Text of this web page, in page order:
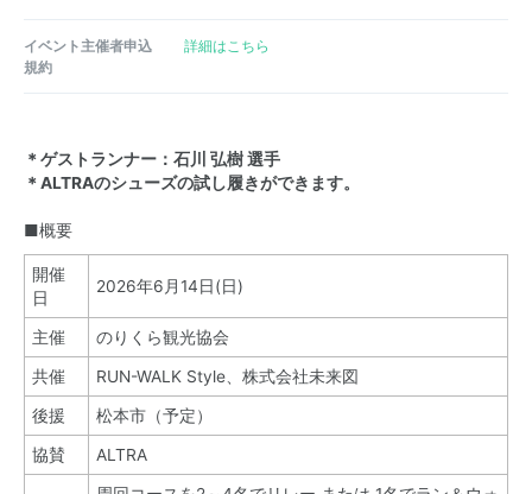
イベント主催者申込
規約
詳細はこちら
＊ゲストランナー：石川 弘樹 選手
＊ALTRAのシューズの試し履きができます。
■概要
開催
日
2026年6月14日(日)
主催 のりくら観光協会
共催 RUN-WALK Style、株式会社未来図
後援 松本市（予定）
協賛 ALTRA